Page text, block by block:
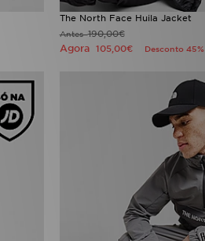
The North Face Huila Jacket
Antes190,00€
Agora 105,00€ Desconto 45%